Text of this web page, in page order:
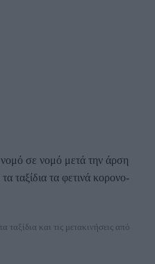
σε νομό μετά την άρση
ταξίδια τα φετινά κορoνο-
ταξίδια και τις μετακινήσεις από